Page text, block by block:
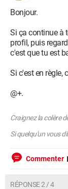
Bonjour.
Si ça continue à
profil, puis
c'est que tu est
Si c'est en règle,
@+.
Craignez la colère
Si quelqu'un vous
Commenter
RÉPONSE 2 / 4